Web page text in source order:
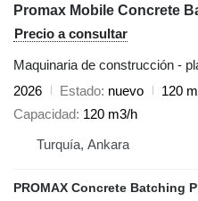
Precio a consultar
Maquinaria de construcción -
2026
Estado nuevo
120
Capacidad 120 m3/h
Turquía, Ankara
PROMAX Concrete Batching